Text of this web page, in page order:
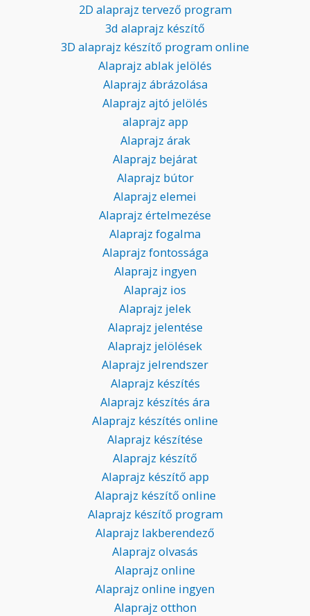
2D alaprajz tervező program
3d alaprajz készítő
3D alaprajz készítő program online
Alaprajz ablak jelölés
Alaprajz ábrázolása
Alaprajz ajtó jelölés
alaprajz app
Alaprajz árak
Alaprajz bejárat
Alaprajz bútor
Alaprajz elemei
Alaprajz értelmezése
Alaprajz fogalma
Alaprajz fontossága
Alaprajz ingyen
Alaprajz ios
Alaprajz jelek
Alaprajz jelentése
Alaprajz jelölések
Alaprajz jelrendszer
Alaprajz készítés
Alaprajz készítés ára
Alaprajz készítés online
Alaprajz készítése
Alaprajz készítő
Alaprajz készítő app
Alaprajz készítő online
Alaprajz készítő program
Alaprajz lakberendező
Alaprajz olvasás
Alaprajz online
Alaprajz online ingyen
Alaprajz otthon